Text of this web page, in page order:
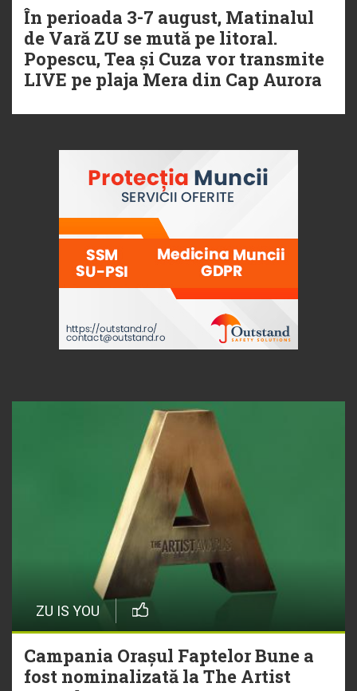
În perioada 3-7 august, Matinalul
de Vară ZU se mută pe litoral.
Popescu, Tea și Cuza vor transmite
LIVE pe plaja Mera din Cap Aurora
ZU IS YOU
Campania Orașul Faptelor Bune a
fost nominalizată la The Artist